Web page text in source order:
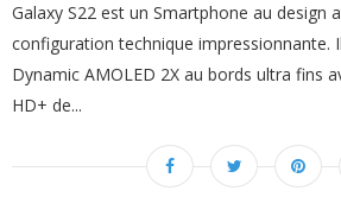
Galaxy S22 est un Smartphone au design
configuration technique impressionnante.
Dynamic AMOLED 2X au bords ultra fins
HD+ de...